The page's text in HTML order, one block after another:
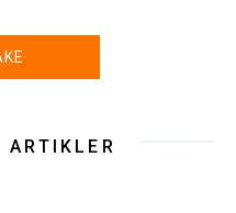
ARTIKLER